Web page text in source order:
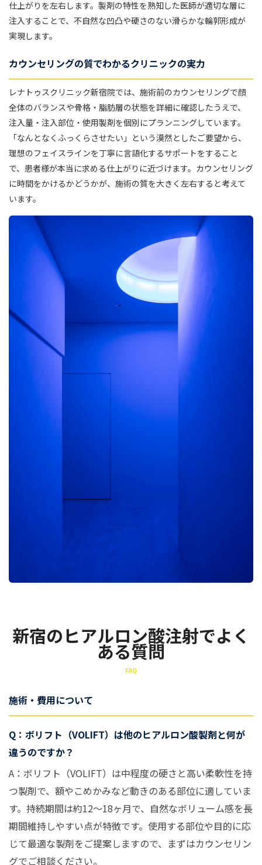
仕上がりを左右します。製剤の特性を熟知した医師が適切な層に
注入することで、不自然な凹凸や硬さのない滑らかな輪郭形成が
実現します。
カウンセリングの質でわかるクリニックの実力
レナトゥスクリニック新宿院では、施術前のカウンセリングで顔
全体のバランスや骨格・脂肪層の状態を詳細に確認したうえで、
注入量・注入部位・使用製剤を個別にプランニングしています。
「なんとなくふっくらさせたい」という漠然としたご要望から、
理想のフェイスラインを丁寧に言語化するサポートをすること
で、患者様が本当に求める仕上がりに近づけます。カウンセリング
に時間をかけるかどうかが、施術の質を大きく左右すると考えて
います。
新宿のヒアルロン酸注射でよく
ある質問
FAQ
施術・費用について
Q：ボリフト（VOLIFT）は他のヒアルロン酸製剤と何が
違うのですか？
A：ボリフト（VOLIFT）は中程度の硬さと高い柔軟性を持
つ製剤で、額やこめかみなど動きのある部位に適していま
す。持続期間は約12〜18ヶ月で、自然なボリューム感を長
期間維持しやすい点が特徴です。使用する部位や目的に応
じて最適な製剤をご提案しますので、まずはカウンセリン
グでご相談ください。